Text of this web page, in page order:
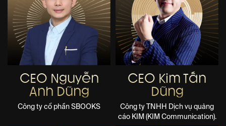
CEO Nguyễn
Anh Dũng
Công ty cổ phần SBOOKS
CEO Kim Tấn
Dũng
Công ty TNHH Dịch vụ quảng
cáo KIM (KIM Communication).